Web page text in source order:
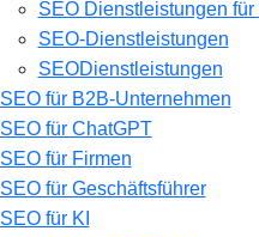
SEO Dienstleistungen für
SEO-Dienstleistungen
SEODienstleistungen
SEO für B2B-Unternehmen
SEO für ChatGPT
SEO für Firmen
SEO für Geschäftsführer
SEO für KI